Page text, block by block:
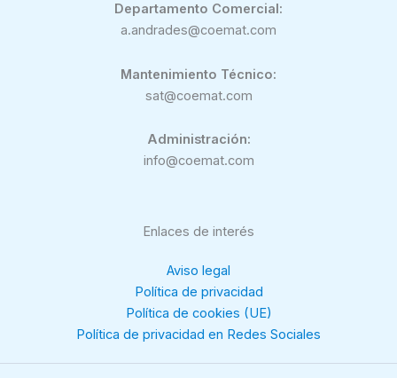
Departamento Comercial:
a.andrades@coemat.com
Mantenimiento Técnico:
sat@coemat.com
Administración:
info@coemat.com
Enlaces de interés
Aviso legal
Política de privacidad
Política de cookies (UE)
Política de privacidad en Redes Sociales